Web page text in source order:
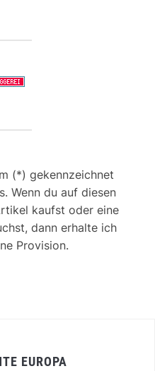
(*) gekennzeichnet
Wenn du auf diesen
kaufst oder eine
dann erhalte ich
Provision.
EUROPA